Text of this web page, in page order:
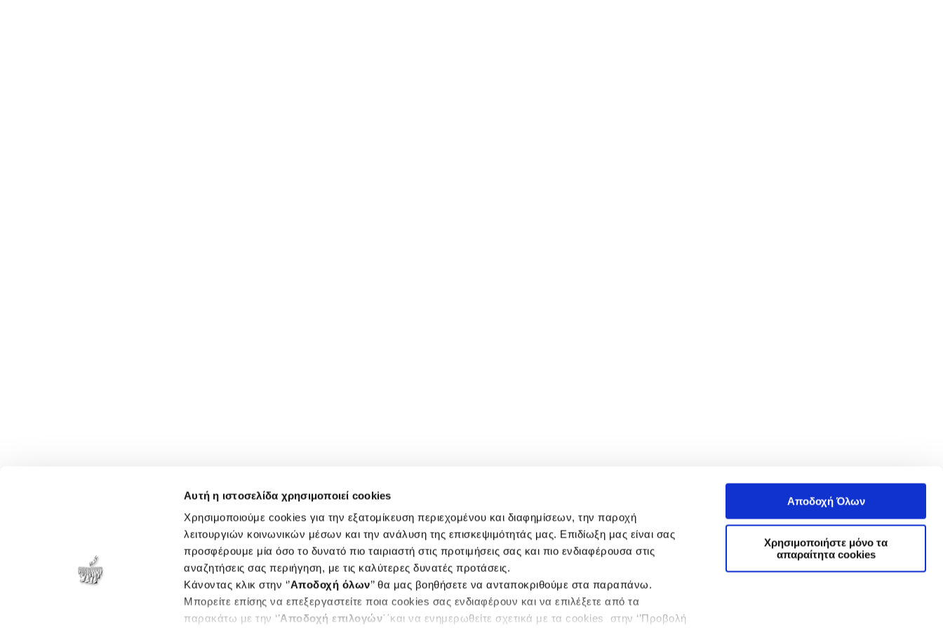
Αυτή η ιστοσελίδα χρησιμοποιεί cookies
Χρησιμοποιούμε cookies για την εξατομίκευση περιεχομένου και διαφημίσεων, την παροχή
λειτουργιών κοινωνικών μέσων και την ανάλυση της επισκεψιμότητάς μας. Επιδίωξη μας είναι σας
προσφέρουμε μία όσο το δυνατό πιο ταιριαστή στις προτιμήσεις σας και πιο ενδιαφέρουσα στις
αναζητήσεις σας περιήγηση, με τις καλύτερες δυνατές προτάσεις.
Κάνοντας κλικ στην ‘’Αποδοχή όλων’’ θα μας βοηθήσετε να ανταποκριθούμε στα παραπάνω.
Μπορείτε επίσης να επεξεργαστείτε ποια cookies σας ενδιαφέρουν και να επιλέξετε από τα
παρακάτω με την ‘’Αποδοχή επιλογών΄΄και να ενημερωθείτε σχετικά με τα cookies στην ‘’Προβολή
Αποδοχή Όλων
Χρησιμοποιήστε μόνο τα
απαραίτητα cookies